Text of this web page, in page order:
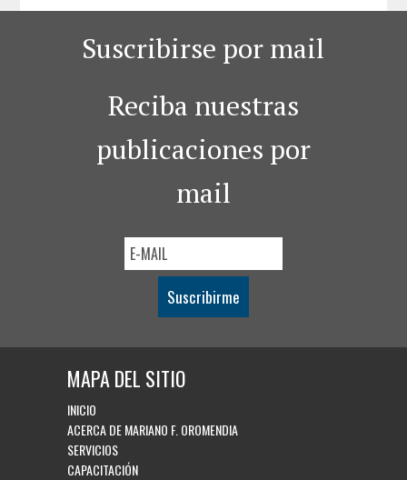
Suscribirse por mail
Reciba nuestras
publicaciones por
mail
Suscribirme
MAPA DEL SITIO
INICIO
ACERCA DE MARIANO F. OROMENDIA
SERVICIOS
CAPACITACIÓN